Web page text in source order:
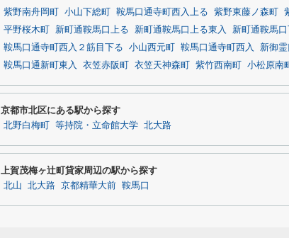
紫野南舟岡町
小山下総町 鞍馬口通寺町西入上る 紫野東藤ノ森町
平野桜木町
新町通鞍馬口上る 新町通鞍馬口上る東入 新町通鞍馬口
鞍馬口通寺町西入２筋目下る
小山西元町 鞍馬口通寺町西入 新御霊
鞍馬口通新町東入
衣笠赤阪町 衣笠天神森町 紫竹西南町 小松原南町
京都市北区にある駅から探す
北野白梅町 等持院・立命館大学 北大路
上賀茂梅ヶ辻町貸家周辺の駅から探す
北山 北大路 京都精華大前 鞍馬口